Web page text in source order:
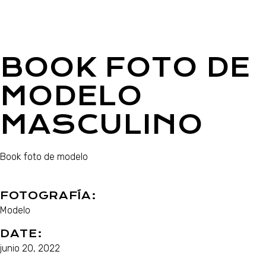
BOOK FOTO DE
MODELO
MASCULINO
Book foto de modelo
FOTOGRAFÍA:
Modelo
DATE:
junio 20, 2022